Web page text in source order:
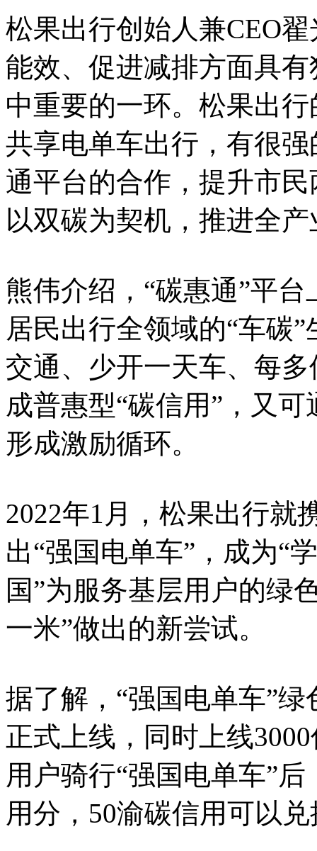
松果出行创始人兼CEO
能效、促进减排方面具
中重要的一环。松果出
共享电单车出行，有很
通平台的合作，提升市
以双碳为契机，推进全
熊伟介绍，“碳惠通”平
居民出行全领域的“车碳
交通、少开一天车、每
成普惠型“碳信用”，又
形成激励循环。
2022年1月，松果出行就
出“强国电单车”，成为“
国”为服务基层用户的绿
一米”做出的新尝试。
据了解，“强国电单车”
正式上线，同时上线
用户骑行“强国电单车”
用分，50渝碳信用可以